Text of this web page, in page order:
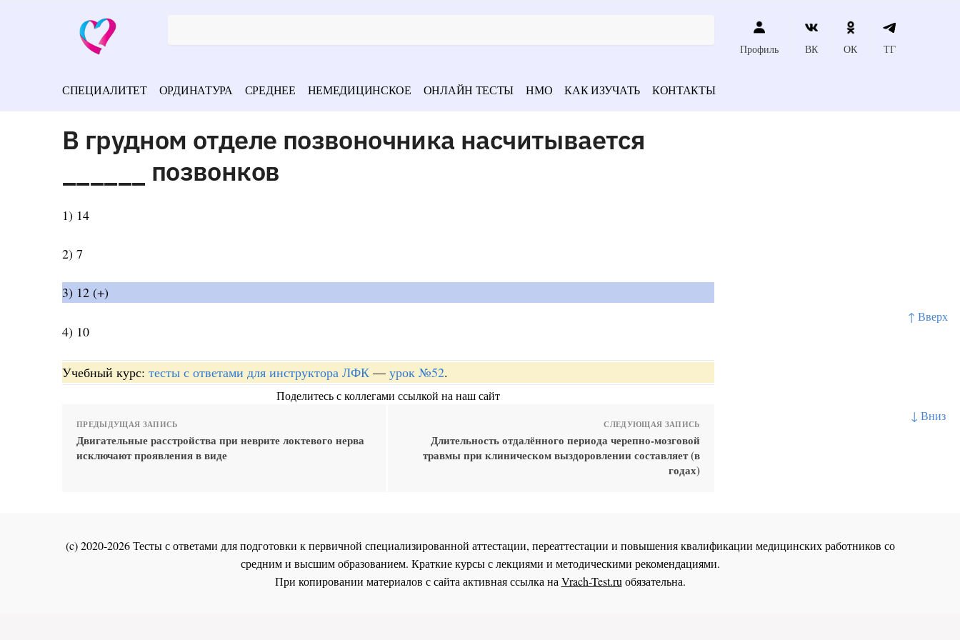
↑ Вверх
↓ Вниз
Профиль ВК ОК ТГ
СПЕЦИАЛИТЕТ ОРДИНАТУРА СРЕДНЕЕ НЕМЕДИЦИНСКОЕ ОНЛАЙН ТЕСТЫ НМО КАК ИЗУЧАТЬ КОНТАКТЫ
В грудном отделе позвоночника насчитывается
______ позвонков
1) 14
2) 7
3) 12 (+)
4) 10
Учебный курс: тесты с ответами для инструктора ЛФК — урок №52.
Поделитесь с коллегами ссылкой на наш сайт
ПРЕДЫДУЩАЯ ЗАПИСЬ
Двигательные расстройства при неврите локтевого нерва
исключают проявления в виде
СЛЕДУЮЩАЯ ЗАПИСЬ
Длительность отдалённого периода черепно-мозговой
травмы при клиническом выздоровлении составляет (в
годах)
(c) 2020-2026 Тесты с ответами для подготовки к первичной специализированной аттестации, переаттестации и повышения квалификации медицинских работников со
средним и высшим образованием. Краткие курсы с лекциями и методическими рекомендациями.
При копировании материалов с сайта активная ссылка наVrach-Test.ruобязательна.